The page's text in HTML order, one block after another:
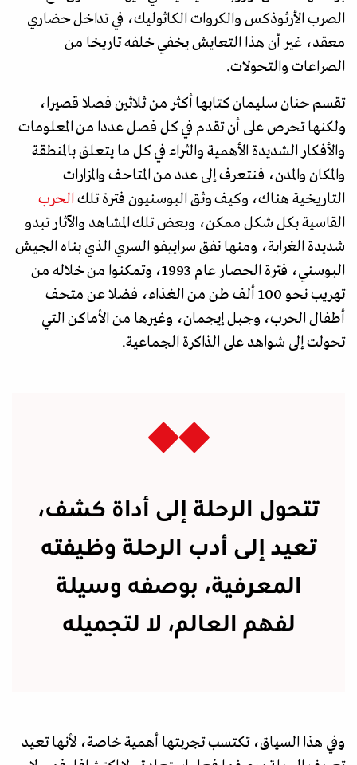
الصرب الأرثوذكس والكروات الكاثوليك، في تداخل حضاري
معقد، غير أن هذا التعايش يخفي خلفه تاريخا من
الصراعات والتحولات.
تقسم حنان سليمان كتابها أكثر من ثلاثين فصلا قصيرا،
ولكنها تحرص على أن تقدم في كل فصل عددا من المعلومات
والأفكار الشديدة الأهمية والثراء في كل ما يتعلق بالمنطقة
والمكان والمدن، فنتعرف إلى عدد من المتاحف والمزارات
التاريخية هناك، وكيف وثق البوسنيون فترة تلك الحرب
القاسية بكل شكل ممكن، وبعض تلك المشاهد والآثار تبدو
شديدة الغرابة، ومنها نفق سراييفو السري الذي بناه الجيش
البوسني، فترة الحصار عام 1993، وتمكنوا من خلاله من
تهريب نحو 100 ألف طن من الغذاء، فضلا عن متحف
أطفال الحرب، وجبل إيجمان، وغيرها من الأماكن التي
تحولت إلى شواهد على الذاكرة الجماعية.
تتحول الرحلة إلى أداة كشف،
تعيد إلى أدب الرحلة وظيفته
المعرفية، بوصفه وسيلة
لفهم العالم، لا لتجميله
وفي هذا السياق، تكتسب تجربتها أهمية خاصة، لأنها تعيد